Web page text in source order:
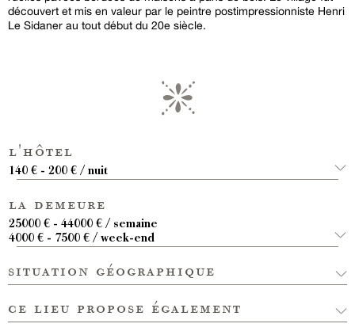
découvert et mis en valeur par le peintre postimpressionniste Henri
Le Sidaner au tout début du 20e siècle.
l'hôtel
140 € - 200 € / nuit
la demeure
25000 € - 44000 € / semaine
4000 € - 7500 € / week-end
situation géographique
ce lieu propose également